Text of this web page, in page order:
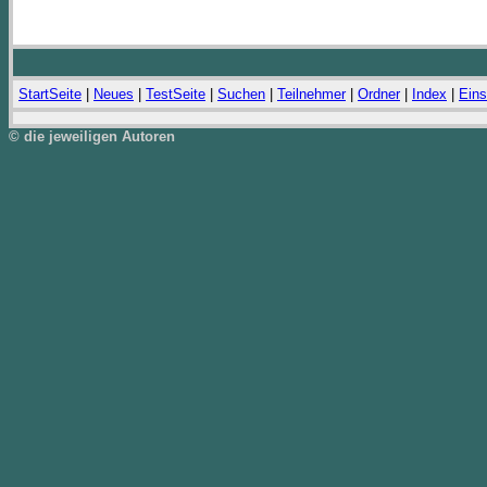
StartSeite Neues TestSeite Suchen Teilnehmer| Ordner| Index
© die jeweiligen Autoren